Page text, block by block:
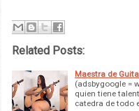
Related Posts:
Maestra de
(adsbygoogle =
quien tiene
catedra de todo